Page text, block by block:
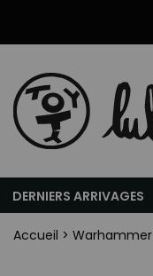
DERNIERS ARRIVAGES
Accueil > Warhammer